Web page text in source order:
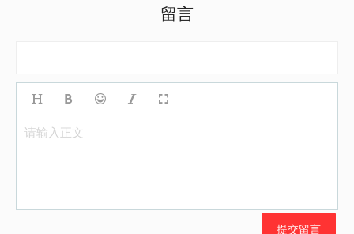
留言
请输入正文
提交留言